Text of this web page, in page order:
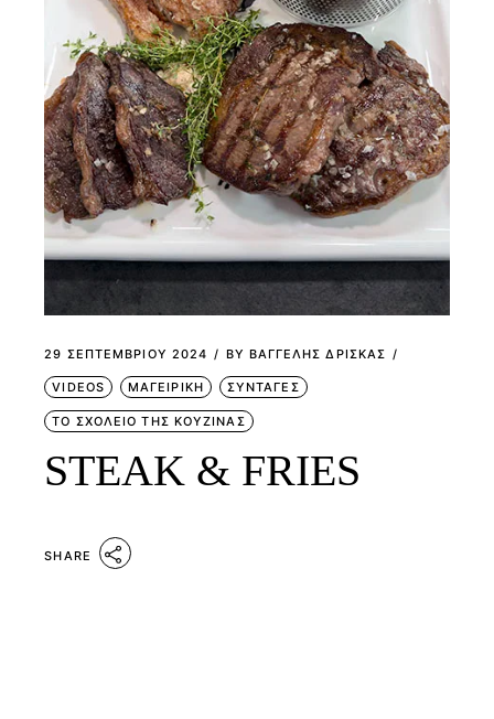
29 ΣΕΠΤΕΜΒΡΊΟΥ 2024 BY ΒΑΓΓΕΛΗΣ ΔΡΙΣΚΑΣ
VIDEOS ΜΑΓΕΙΡΙΚΗ ΣΥΝΤΑΓΕΣ
ΤΟ ΣΧΟΛΕΙΟ ΤΗΣ ΚΟΥΖΙΝΑΣ
STEAK & FRIES
SHARE